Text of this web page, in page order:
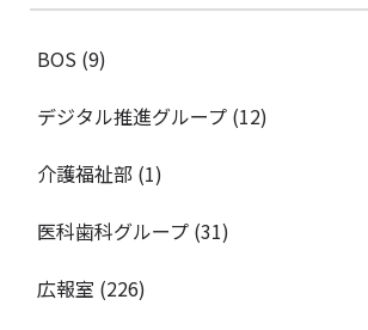
BOS (9)
デジタル推進グループ (12)
介護福祉部 (1)
医科歯科グループ (31)
広報室 (226)